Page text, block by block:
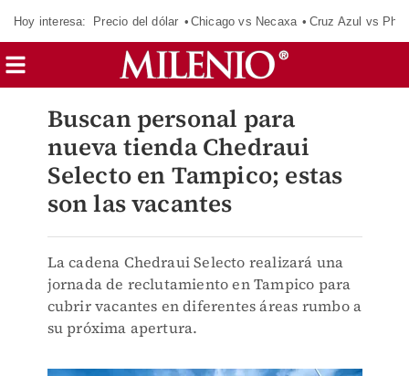
Hoy interesa: Precio del dólar Chicago vs Necaxa Cruz Azul vs
Buscan personal para
nueva tienda Chedraui
Selecto en Tampico; estas
son las vacantes
La cadena Chedraui Selecto realizará una
jornada de reclutamiento en Tampico para
cubrir vacantes en diferentes áreas rumbo a
su próxima apertura.